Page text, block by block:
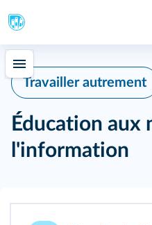
Travailler autrement
Éducation aux
l'information